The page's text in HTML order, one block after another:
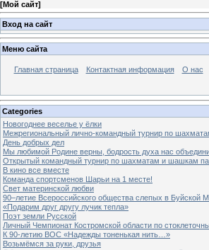
[Мой сайт]
Вход на сайт
Меню сайта
Главная страница Контактная информация О нас
Categories
Новогоднее веселье у ёлки
Межрегиональный лично-командный турнир по
День добрых дел
Мы любимой Родине верны, бодрость духа нас
Открытый командный турнир по шахматам и шашкам
В кино все вместе
Команда спортсменов Шарьи на 1 месте!
Свет материнской любви
90–летие Всероссийского общества слепых в
«Подарим друг другу лучик тепла»
Поэт земли Русской
Личный Чемпионат Костромской области по
К 90-летию ВОС «Надежды тоненькая нить…»
Возьмёмся за руки, друзья